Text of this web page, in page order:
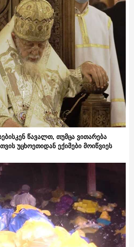
წავალთ, თუმცა ვითარება
უცხოეთიდან ექიმები მოიწვიეს